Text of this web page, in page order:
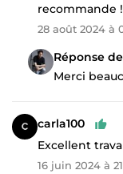
recommande !
28 août 2024 à
Réponse
Merci
carla100
Excellent
16 juin 2024 à